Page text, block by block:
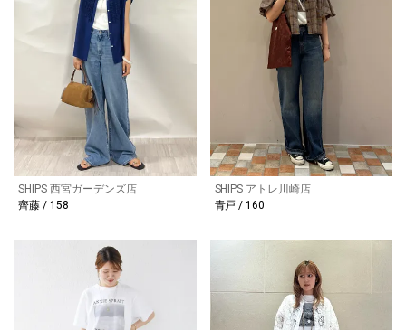
SHIPS 西宮ガーデンズ店
齊藤 / 158
SHIPS アトレ川崎店
青戸 / 160